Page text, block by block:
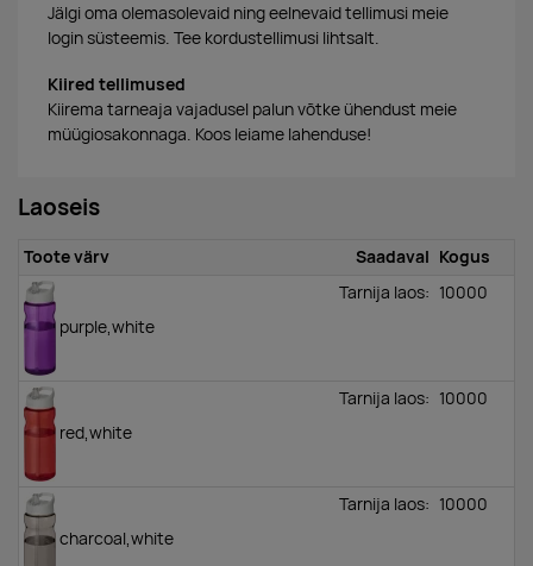
Jälgi oma olemasolevaid ning eelnevaid tellimusi meie
login süsteemis. Tee kordustellimusi lihtsalt.
Kiired tellimused
Kiirema tarneaja vajadusel palun võtke ühendust meie
müügiosakonnaga. Koos leiame lahenduse!
Laoseis
Toote värv Saadaval Kogus
purple,white
Tarnija laos: 10000
red,white
Tarnija laos: 10000
charcoal,white
Tarnija laos: 10000